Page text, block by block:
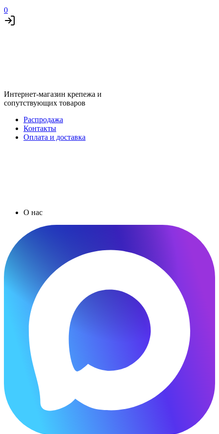
0
Интернет-магазин крепежа и
сопутствующих товаров
Распродажа
Контакты
Оплата и доставка
О нас